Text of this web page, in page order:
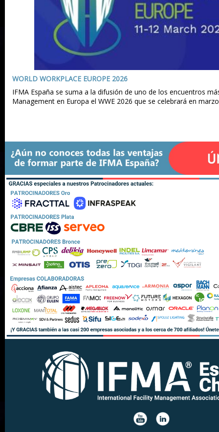
WORLD WORKPLACE EUROPE 2026
IFMA España se suma a la difusión de uno de los encuentros
Management en Europa el WWE 2026 que se celebrará en